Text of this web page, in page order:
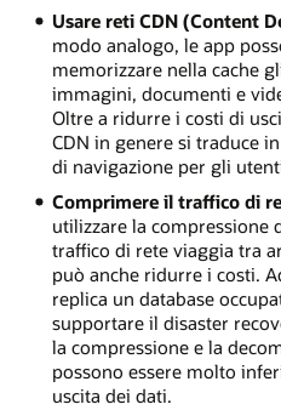
Usare reti CDN (Content
modo analogo, le app
memorizzare nella cache
immagini, documenti e
Oltre a ridurre i costi di
CDN in genere si traduce
di navigazione per gli
Comprimere il traffico di
utilizzare la compressione
traffico di rete viaggia tra
può anche ridurre i costi.
replica un database
supportare il disaster
la compressione e la
possono essere molto
uscita dei dati.